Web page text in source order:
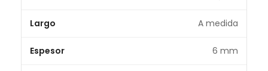
Largo A medida
Espesor 6 mm